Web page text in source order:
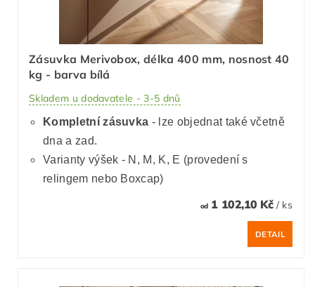
Zásuvka Merivobox, délka 400 mm, nosnost 40
kg - barva bílá
Skladem u dodavatele - 3-5 dnů
Kompletní zásuvka - lze objednat také včetně
dna a zad.
Varianty výšek - N, M, K, E (provedení s
relingem nebo Boxcap)
od1 102,10 Kč / ks
DETAIL